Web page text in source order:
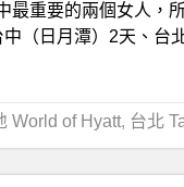
最重要的兩個女人，
（日月潭）2天、台
World of Hyatt, 台北